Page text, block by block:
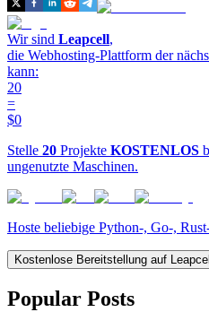
Wir sind Leapcell,
die Webhosting-Plattform der
kann:
20
=
$0
Stelle 20 Projekte KOSTENLOS
ungenutzte Maschinen.
Hoste beliebige Python-, Go-,
Kostenlose Bereitstellung auf
Popular Posts